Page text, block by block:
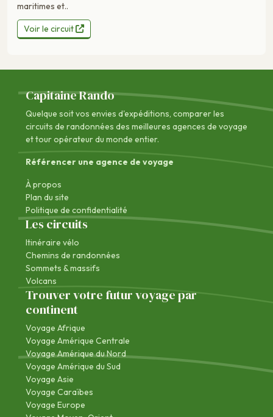
maritimes et..
Voir le circuit
Capitaine Rando
Quelque soit vos envies d'expéditions, comparer les
circuits de randonnées des meilleures agences de voyage
et tour opérateur du monde entier.
Référencer une agence de voyage
À propos
Plan du site
Politique de confidentialité
Les circuits
Itinéraire vélo
Chemins de randonnées
Sommets & massifs
Volcans
Trouver votre futur voyage par
continent
Voyage Afrique
Voyage Amérique Centrale
Voyage Amérique du Nord
Voyage Amérique du Sud
Voyage Asie
Voyage Caraïbes
Voyage Europe